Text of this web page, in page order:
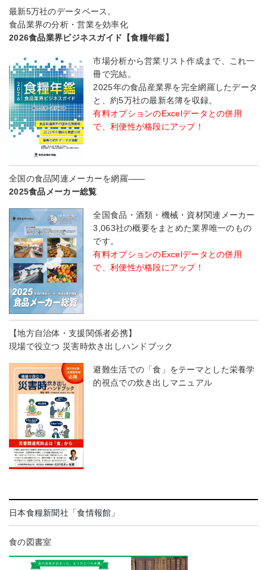
最新5万社のデータベース。
食品業界の分析・営業を効率化
2026食品業界ビジネスガイド【食糧年鑑】
市場分析から営業リスト作成まで、これ一
冊で完結。
2025年の食品産業界を完全網羅したデータ
と、約5万社の最新名簿を収録。
有料オプションのExcelデータとの併用
で、利便性が格段にアップ！
全国の食品関連メーカーを網羅――
2025食品メーカー総覧
全国食品・酒類・機械・資材関連メーカー
3,063社の概要をまとめた業界唯一のもの
です。
有料オプションのExcelデータとの併用
で、利便性が格段にアップ！
【地方自治体・支援関係者必携】
現場で役立つ 災害時炊き出しハンドブック
避難生活での「食」をテーマとした栄養学
的視点での炊き出しマニュアル
日本食糧新聞社「食情報館」
食の図書室